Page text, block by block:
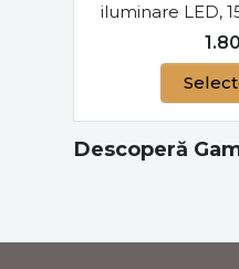
iluminare LED,
Permo,
Descoperă